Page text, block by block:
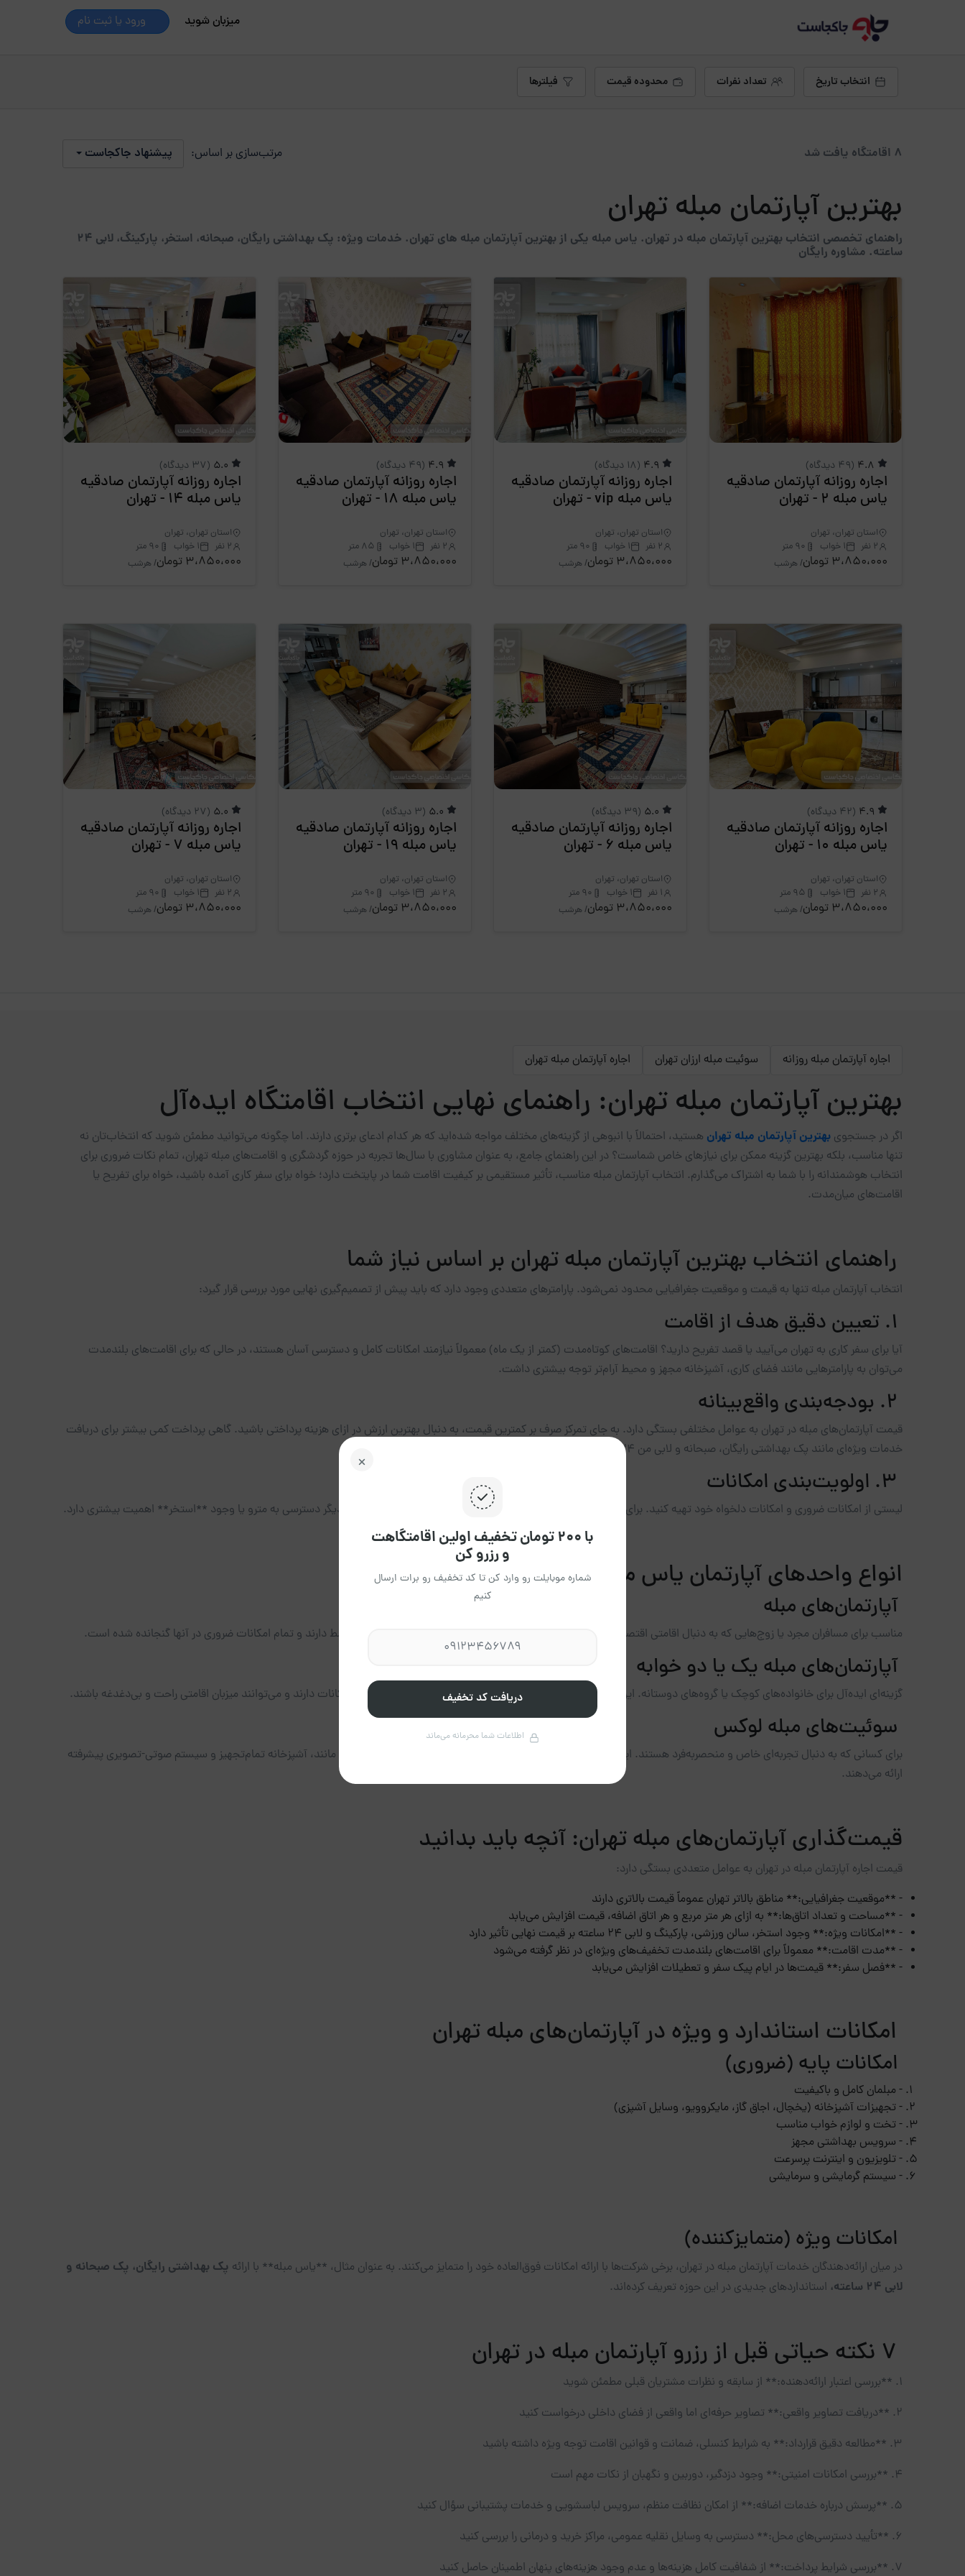
میزبان شوید ورود یا ثبت نام
انتخاب تاریخ تعداد نفرات محدوده قیمت فیلترها
8 اقامتگاه یافت شد مرتب‌سازی بر اساس: پیشنهاد جاکجاست
بهترین آپارتمان مبله تهران
راهنمای تخصصی انتخاب بهترین آپارتمان مبله در تهران. یاس مبله یکی از بهترین آپارتمان مبله های تهران. خدمات ویژه: پک بهداشتی رایگان، صبحانه، استخر، پارکینگ، لابی 24
ساعته. مشاوره رایگان
(49 دیدگاه)
اجاره روزانه آپارتمان صادقیه
یاس مبله 2 - تهران
استان تهران، تهران
2 نفر
1 خواب 90 متر
3،850،000 تومان / هرشب
(18 دیدگاه)
اجاره روزانه آپارتمان صادقیه
یاس مبله vip - تهران
استان تهران، تهران
2 نفر
1 خواب 90 متر
3،850،000 تومان / هرشب
(49 دیدگاه)
اجاره روزانه آپارتمان صادقیه
یاس مبله 18 - تهران
استان تهران، تهران
2 نفر
1 خواب 85 متر
3،850،000 تومان / هرشب
(37 دیدگاه)
اجاره روزانه آپارتمان صادقیه
یاس مبله 14 - تهران
استان تهران، تهران
2 نفر
1 خواب 90 متر
3،850،000 تومان / هرشب
(42 دیدگاه)
اجاره روزانه آپارتمان صادقیه
یاس مبله 10 - تهران
استان تهران، تهران
2 نفر
1 خواب 95 متر
3،850،000 تومان / هرشب
(39 دیدگاه)
اجاره روزانه آپارتمان صادقیه
یاس مبله 6 - تهران
استان تهران، تهران
1 نفر
1 خواب 90 متر
3،850،000 تومان / هرشب
(3 دیدگاه)
اجاره روزانه آپارتمان صادقیه
یاس مبله 19 - تهران
استان تهران، تهران
2 نفر
1 خواب 90 متر
3،850،000 تومان / هرشب
(27 دیدگاه)
اجاره روزانه آپارتمان صادقیه
یاس مبله 7 - تهران
استان تهران، تهران
2 نفر
1 خواب 90 متر
3،850،000 تومان / هرشب
اجاره آپارتمان مبله روزانه سوئیت مبله ارزان تهران اجاره آپارتمان مبله تهران
بهترین آپارتمان مبله تهران: راهنمای نهایی انتخاب اقامتگاه ایده‌آل
اگر در جستجوی بهترین آپارتمان مبله تهران هستید، احتمالاً با انبوهی از گزینه‌های مختلف مواجه شده‌اید که هر کدام ادعای برتری دارند. اما چگونه می‌توانید مطمئن شوید که انتخاب‌تان نه
تنها مناسب، بلکه بهترین گزینه ممکن برای نیازهای خاص شماست؟ در این راهنمای جامع، به عنوان مشاوری با سال‌ها تجربه در حوزه گردشگری و اقامت‌های مبله تهران، تمام نکات ضروری برای
انتخاب هوشمندانه را با شما به اشتراک می‌گذارم. انتخاب آپارتمان مبله مناسب، تأثیر مستقیمی بر کیفیت اقامت شما در پایتخت دارد؛ خواه برای سفر کاری آمده باشید، خواه برای تفریح یا
اقامت‌های میان‌مدت.
راهنمای انتخاب بهترین آپارتمان مبله تهران بر اساس نیاز شما
انتخاب آپارتمان مبله تنها به قیمت و موقعیت جغرافیایی محدود نمی‌شود. پارامترهای متعددی وجود دارد که باید پیش از تصمیم‌گیری نهایی مورد بررسی قرار گیرد:
آیا برای سفر کاری به تهران می‌آیید یا قصد تفریح دارید؟ اقامت‌های کوتاه‌مدت (کمتر از یک ماه) معمولاً نیازمند امکانات کامل و دسترسی آسان هستند، در حالی که برای اقامت‌های بلندمدت
می‌توان به پارامترهایی مانند فضای کاری، آشپزخانه مجهز و محیط آرام‌تر توجه بیشتری داشت.
قیمت آپارتمان‌های مبله در تهران به عوامل مختلفی بستگی دارد. به جای تمرکز صرف بر کمترین قیمت، به دنبال بهترین ارزش در ازای هزینه پرداختی باشید. گاهی پرداخت کمی بیشتر برای دریافت
خدمات ویژه‌ای مانند پک بهداشتی رایگان، صبحانه و لابی من ۲۴ ساعته، تجربه اقامت شما را متحول می‌کند.
لیستی از امکانات ضروری و امکانات دلخواه خود تهیه کنید. برای برخی افراد **پارکینگ اختصاصی** اولویت اول است، برای برخی دیگر دسترسی به مترو یا وجود **استخر** اهمیت بیشتری دارد.
انواع واحدهای آپارتمان یاس مبله:
آپارتمان‌های مبله
مناسب برای مسافران مجرد یا زوج‌هایی که به دنبال اقامتی اقتصادی و در عین حال کامل هستند. این آپارتمان‌ها معمولاً متراژ متوسط دارند و تمام امکانات ضروری در آنها گنجانده شده است.
آپارتمان‌های مبله یک یا دو خوابه
گزینه‌ای ایده‌آل برای خانواده‌های کوچک یا گروه‌های دوستانه. این دسته از **آپارتمان‌های مبله تهران** تنوع زیادی در طراحی و امکانات دارند و می‌توانند میزبان اقامتی راحت و بی‌دغدغه باشند.
سوئیت‌های مبله لوکس
برای کسانی که به دنبال تجربه‌ای خاص و منحصربه‌فرد هستند. این سوئیت‌ها علاوه بر امکانات استاندارد، ویژگی‌های منحصربه‌فردی مانند، آشپزخانه تمام‌تجهیز و سیستم صوتی-تصویری پیشرفته
ارائه می‌دهند.
قیمت‌گذاری آپارتمان‌های مبله تهران: آنچه باید بدانید
قیمت اجاره آپارتمان مبله در تهران به عوامل متعددی بستگی دارد:
- **موقعیت جغرافیایی:** مناطق بالاتر تهران عموماً قیمت بالاتری دارند
- **مساحت و تعداد اتاق‌ها:** به ازای هر متر مربع و هر اتاق اضافه، قیمت افزایش می‌یابد
- **امکانات ویژه:** وجود استخر، سالن ورزشی، پارکینگ و لابی ۲۴ ساعته بر قیمت نهایی تأثیر دارد
- **مدت اقامت:** معمولاً برای اقامت‌های بلندمدت تخفیف‌های ویژه‌ای در نظر گرفته می‌شود
- **فصل سفر:** قیمت‌ها در ایام پیک سفر و تعطیلات افزایش می‌یابد
امکانات استاندارد و ویژه در آپارتمان‌های مبله تهران
امکانات پایه (ضروری)
- مبلمان کامل و باکیفیت
- تجهیزات آشپزخانه (یخچال، اجاق گاز، مایکروویو، وسایل آشپزی)
- تخت و لوازم خواب مناسب
- سرویس بهداشتی مجهز
- تلویزیون و اینترنت پرسرعت
- سیستم گرمایشی و سرمایشی
امکانات ویژه (متمایزکننده)
در میان ارائه‌دهندگان خدمات آپارتمان مبله در تهران، برخی شرکت‌ها با ارائه امکانات فوق‌العاده خود را متمایز می‌کنند. به عنوان مثال، **یاس مبله** با ارائه پک بهداشتی رایگان، پک صبحانه و
لابی ۲۴ ساعته،
استانداردهای جدیدی در این حوزه تعریف کرده‌اند.
1. **بررسی اعتبار ارائه‌دهنده:** از سابقه و نظرات مشتریان قبلی مطمئن شوید
2. **دریافت تصاویر واقعی:** تصاویر حرفه‌ای اما واقعی از فضای داخلی درخواست کنید
3. **مطالعه دقیق قرارداد:** به شرایط کنسلی، ضمانت و قوانین اقامت توجه ویژه داشته باشید
4. **بررسی امکانات امنیتی:** وجود دزدگیر، دوربین و نگهبان از نکات مهم است
5. **پرسش درباره خدمات اضافه:** از امکان نظافت منظم، سرویس لباسشویی و خدمات پشتیبانی سؤال کنید
6. **تأیید دسترسی‌های محل:** دسترسی به وسایل نقلیه عمومی، مراکز خرید و درمانی را بررسی کنید
7. **بررسی شرایط پرداخت:** از شفافیت کامل هزینه‌ها و عدم وجود هزینه‌های پنهان اطمینان حاصل کنید
با ۲۰۰ تومان تخفیف اولین اقامتگاهت
و رزرو کن
شماره موبایلت رو وارد کن تا کد تخفیف رو برات ارسال
کنیم
دریافت کد تخفیف
اطلاعات شما محرمانه می‌ماند